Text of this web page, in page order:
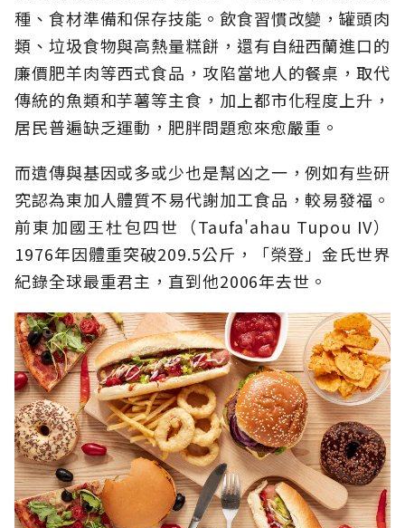
種、食材準備和保存技能。飲食習慣改變，罐頭肉
類、垃圾食物與高熱量糕餅，還有自紐西蘭進口的
廉價肥羊肉等西式食品，攻陷當地人的餐桌，取代
傳統的魚類和芋薯等主食，加上都市化程度上升，
居民普遍缺乏運動，肥胖問題愈來愈嚴重。
而遺傳與基因或多或少也是幫凶之一，例如有些研
究認為東加人體質不易代謝加工食品，較易發福。
前東加國王杜包四世（Taufa'ahau Tupou IV）
1976年因體重突破209.5公斤，「榮登」金氏世界
紀錄全球最重君主，直到他2006年去世。